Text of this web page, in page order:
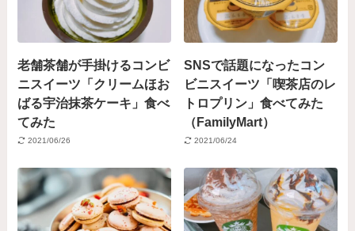
老舗茶舗が手掛けるコンビ
ニスイーツ「クリームほお
ばる宇治抹茶ケーキ」食べ
てみた
2021/06/26
SNSで話題になったコン
ビニスイーツ「喫茶店のレ
トロプリン」食べてみた
（FamilyMart）
2021/06/24